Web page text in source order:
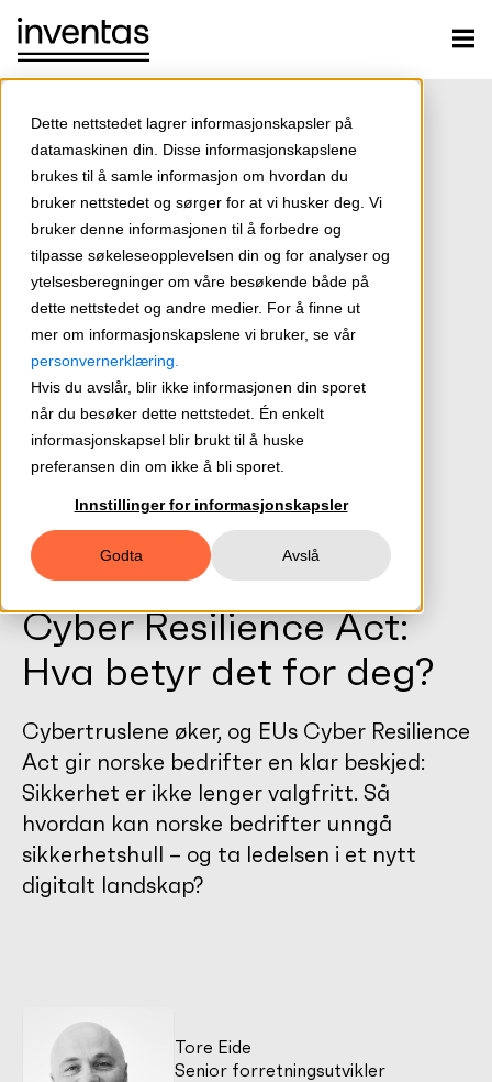
Dette nettstedet lagrer informasjonskapsler på
datamaskinen din. Disse informasjonskapslene
brukes til å samle informasjon om hvordan du
bruker nettstedet og sørger for at vi husker deg. Vi
bruker denne informasjonen til å forbedre og
tilpasse søkeleseopplevelsen din og for analyser og
ytelsesberegninger om våre besøkende både på
dette nettstedet og andre medier. For å finne ut
mer om informasjonskapslene vi bruker, se vår
personvernerklæring.
Hvis du avslår, blir ikke informasjonen din sporet
når du besøker dette nettstedet. Én enkelt
informasjonskapsel blir brukt til å huske
preferansen din om ikke å bli sporet.
Innstillinger for informasjonskapsler
Godta Avslå
Cyber Resilience Act:
Hva betyr det for deg?
Cybertruslene øker, og EUs Cyber Resilience
Act gir norske bedrifter en klar beskjed:
Sikkerhet er ikke lenger valgfritt. Så
hvordan kan norske bedrifter unngå
sikkerhetshull – og ta ledelsen i et nytt
digitalt landskap?
Tore Eide
Senior forretningsutvikler